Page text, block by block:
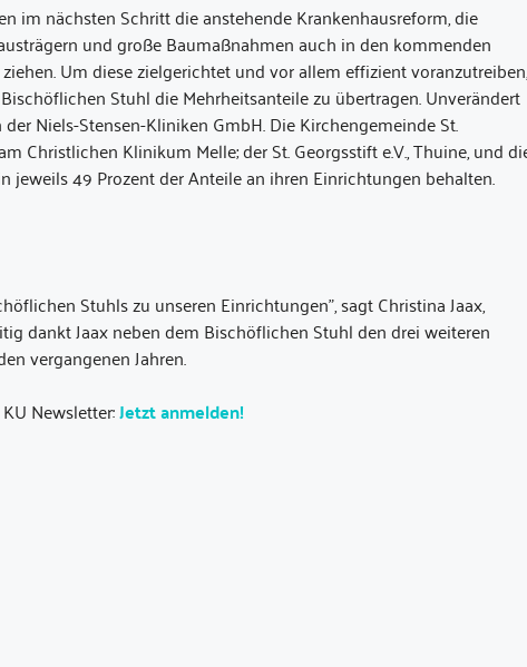
im nächsten Schritt die anstehende Krankenhausreform, die
und große Baumaßnahmen auch in den kommenden
Um diese zielgerichtet und vor allem effizient voranzutreiben,
Stuhl die Mehrheitsanteile zu übertragen. Unverändert
Niels-Stensen-Kliniken GmbH. Die Kirchengemeinde St.
Christlichen Klinikum Melle; der St. Georgsstift e.V., Thuine, und
49 Prozent der Anteile an ihren Einrichtungen behalten.
Stuhls zu unseren Einrichtungen”, sagt Christina Jaax,
dankt Jaax neben dem Bischöflichen Stuhl den drei weiteren
vergangenen Jahren.
Newsletter:Jetzt anmelden!